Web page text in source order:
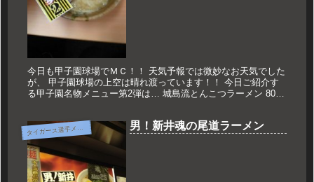
今日も甲子園球場でＭＣ！！ 天気予報では微妙なお天気でした
が、 甲子園球場の上空は晴れ渡っています！！ 今日ご紹介す
る甲子園名物メニュー第2弾は… 城島流とんこつラーメン 800
タ
イガース選手メニュー 男！新井魂の尾道ラーメン